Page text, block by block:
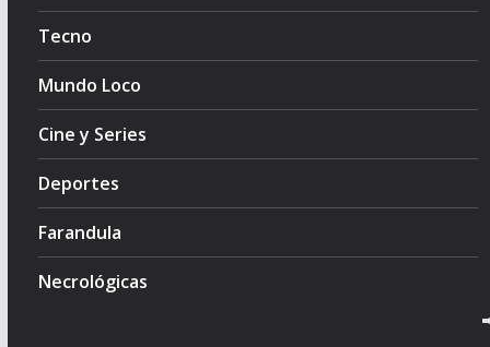
Tecno
Mundo Loco
Cine y Series
Deportes
Farandula
Necrológicas